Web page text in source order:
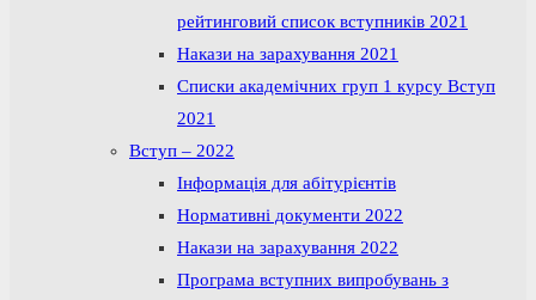
рейтинговий список вступників 2021
Накази на зарахування 2021
Списки академічних груп 1 курсу Вступ
2021
Вступ – 2022
Інформація для абітурієнтів
Нормативні документи 2022
Накази на зарахування 2022
Програма вступних випробувань з